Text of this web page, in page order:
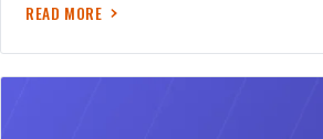
READ MORE